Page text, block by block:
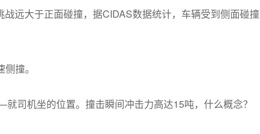
远大于正面碰撞，据CIDAS数据统计，车辆受到侧面碰撞
撞。
司机坐的位置。撞击瞬间冲击力高达15吨，什么概念？